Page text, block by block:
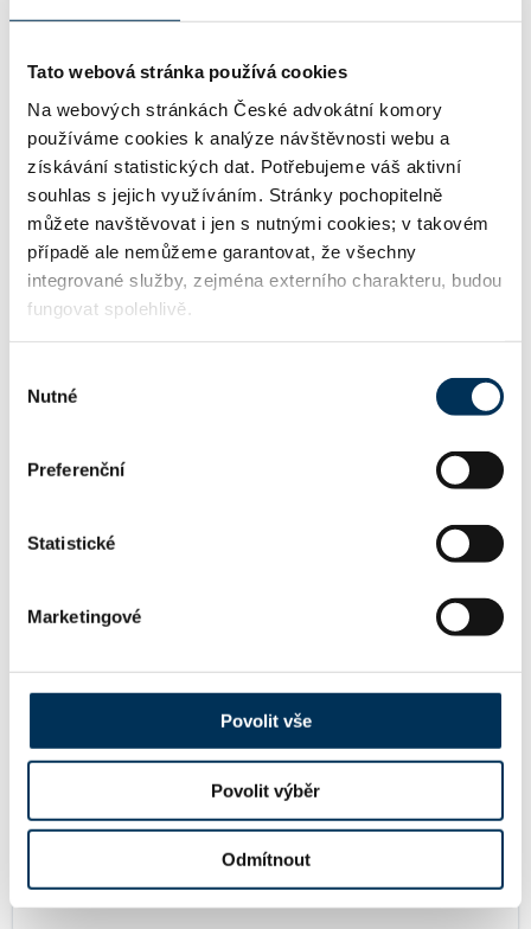
Tato webová stránka používá cookies
Na webových stránkách České advokátní komory
používáme cookies k analýze návštěvnosti webu a
získávání statistických dat. Potřebujeme váš aktivní
souhlas s jejich využíváním. Stránky pochopitelně
můžete navštěvovat i jen s nutnými cookies; v takovém
případě ale nemůžeme garantovat, že všechny
integrované služby, zejména externího charakteru, budou
fungovat spolehlivě.
souhlasu
Nutné
Preferenční
Statistické
Marketingové
Povolit vše
Povolit výběr
Odmítnout
01 generální praxe
02 občanské právo
29 trestní právo
33 rodinné právo, výchova, výživné
TRVALE SPOLUPRACUJE S FIRMOU
FIRMA
Název: Mgr. Nikola Mudrová, advokátka